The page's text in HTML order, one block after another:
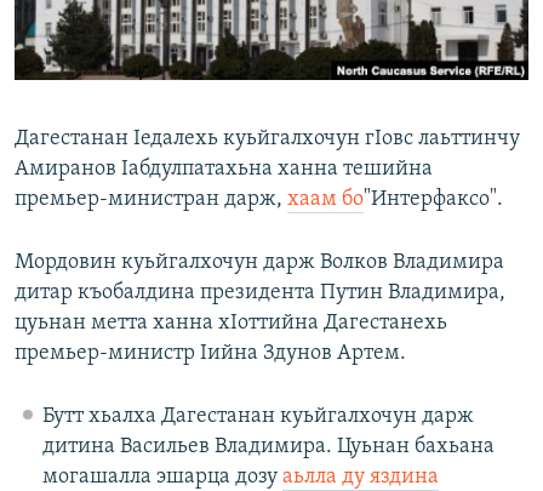
Дагестанан Iедалехь куьйгалхочун гIовс лаьттинчу
Амиранов Iабдулпатахьна ханна тешийна
премьер-министран дарж, хаам бо"Интерфаксо".
Мордовин куьйгалхочун дарж Волков Владимира
дитар къобалдина президента Путин Владимира,
цуьнан метта ханна хIоттийна Дагестанехь
премьер-министр Iийна Здунов Артем.
Бутт хьалха Дагестанан куьйгалхочун дарж
дитина Васильев Владимира. Цуьнан бахьана
могашалла эшарца дозу аьлла ду яздина